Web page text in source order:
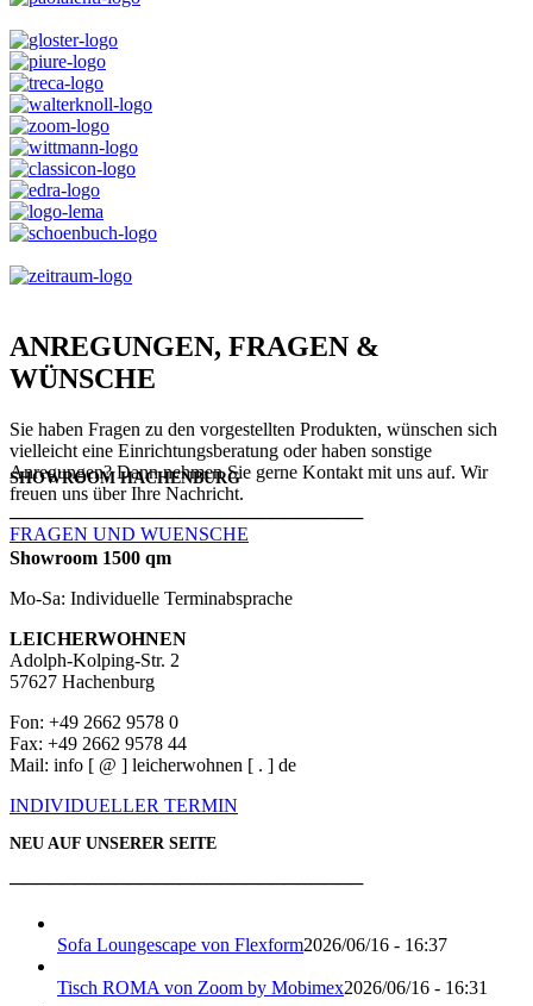
ANREGUNGEN, FRAGEN &
WÜNSCHE
Sie haben Fragen zu den vorgestellten Produkten, wünschen sich
vielleicht eine Einrichtungsberatung oder haben sonstige
Anregungen? Dann nehmen Sie gerne Kontakt mit uns auf. Wir
freuen uns über Ihre Nachricht.
FRAGEN UND WUENSCHE
SHOWROOM HACHENBURG
───────────────────────────
Showroom 1500 qm
Mo-Sa: Individuelle Terminabsprache
LEICHERWOHNEN
Adolph-Kolping-Str. 2
57627 Hachenburg
Fon: +49 2662 9578 0
Fax: +49 2662 9578 44
Mail: info [ @ ] leicherwohnen [ . ] de
INDIVIDUELLER TERMIN
NEU AUF UNSERER SEITE
───────────────────────────
Sofa Loungescape von Flexform2026/06/16 - 16:37
Tisch ROMA von Zoom by Mobimex2026/06/16 - 16:31